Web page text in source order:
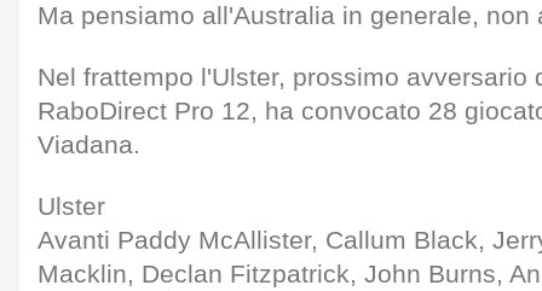
Ma pensiamo all'Australia in generale, non
Nel frattempo l'Ulster, prossimo avversario
RaboDirect Pro 12, ha convocato 28
Viadana.
Ulster
Avanti Paddy McAllister, Callum Black,
Macklin, Declan Fitzpatrick, John Burns,